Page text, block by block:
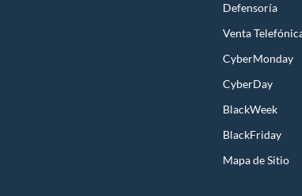
Defensoría
Venta
CyberMonday
CyberDay
BlackWeek
BlackFriday
Mapa de Sitio